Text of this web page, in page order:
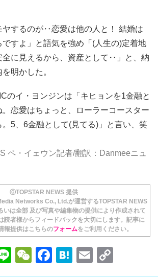
ヤするのが‥恋愛は他の人と！ 結婚は
すよ」と語気を強め「(人生の)定着地
に見えるから、資産として‥」と、納
明かした。
のイ・ヨンジンは「キヒョンを1金融と
。恋愛はちょっと、ローラーコースター
5、6金融として(見てる)」と言い、笑
ペ・イェウン記者/翻訳：Danmeeニュ
ⓒTOPSTAR NEWS 提供
Networks Co., Ltd.が運営するTOPSTAR NEWS
いは全部 及び写真や編集物の提供により作成されて
読者様からフィードバックを大切にします。記事に
報提供はこちらのフォームをご利用ください。
Li
n
W
e
F
a
H
at
E
m o